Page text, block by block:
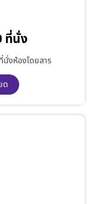
ที่นั่ง
นั่งห้องโดยสาร
ด